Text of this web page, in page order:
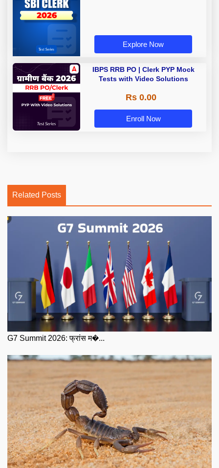
Explore Now
IBPS RRB PO | Clerk PYP Mock
Tests with Video Solutions
Rs 0.00
Enroll Now
Related Posts
G7 Summit 2026: फ्रांस म�...